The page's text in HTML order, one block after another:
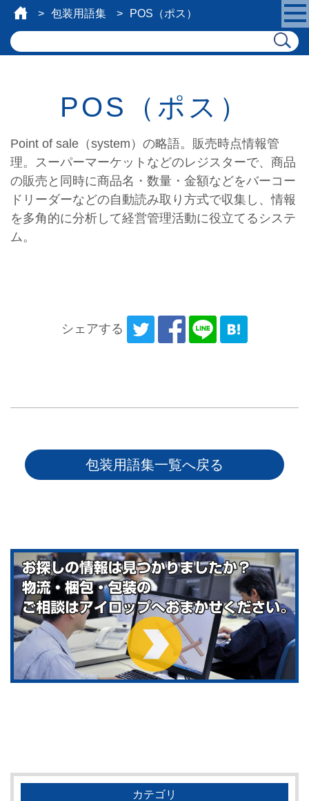
包装用語集 POS（ポス）
POS（ポス）
Point of sale（system）の略語。販売時点情報管
理。スーパーマーケットなどのレジスターで、商品
の販売と同時に商品名・数量・金額などをバーコー
ドリーダーなどの自動読み取り方式で収集し、情報
を多角的に分析して経営管理活動に役立てるシステ
ム。
シェアする
包装用語集一覧へ戻る
カテゴリ